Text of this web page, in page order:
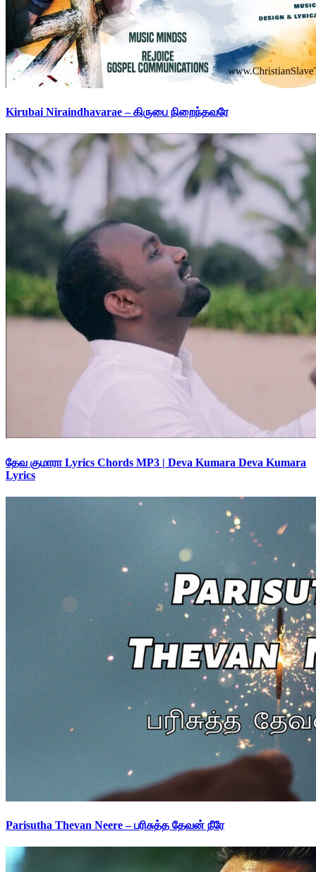
Kirubai Niraindhavarae – கிருபை நிறைந்தவரே
தேவ குமாரா Lyrics Chords MP3 | Deva Kumara Deva Kumara
Lyrics
Parisutha Thevan Neere – பரிசுத்த தேவன் நீரே